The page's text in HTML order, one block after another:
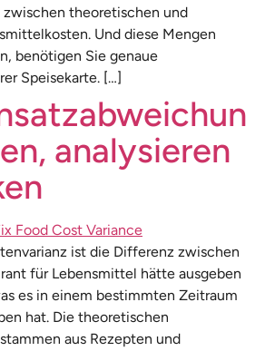
zwischen theoretischen und
Und diese Mengen
benötigen Sie genaue
Speisekarte. […]
analysieren
ist die Differenz zwischen
für Lebensmittel hätte ausgeben
es in einem bestimmten Zeitraum
hat. Die theoretischen
aus Rezepten und